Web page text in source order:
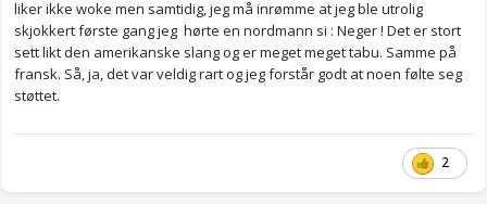
liker ikke woke men samtidig, jeg må inrømme at jeg ble utrolig
skjokkert første gang jeg hørte en nordmann si : Neger ! Det er stort
sett likt den amerikanske slang og er meget meget tabu. Samme på
fransk. Så, ja, det var veldig rart og jeg forstår godt at noen følte seg
støttet.
2